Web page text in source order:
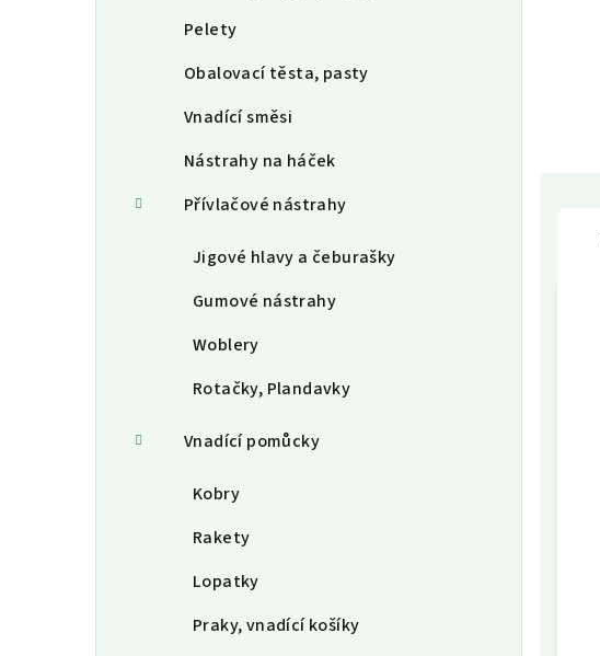
Pelety
Obalovací těsta, pasty
Vnadící směsi
Nástrahy na háček
Přívlačové nástrahy
Jigové hlavy a čeburašky
Gumové nástrahy
Woblery
Rotačky, Plandavky
Vnadící pomůcky
Kobry
Rakety
Lopatky
Praky, vnadící košíky